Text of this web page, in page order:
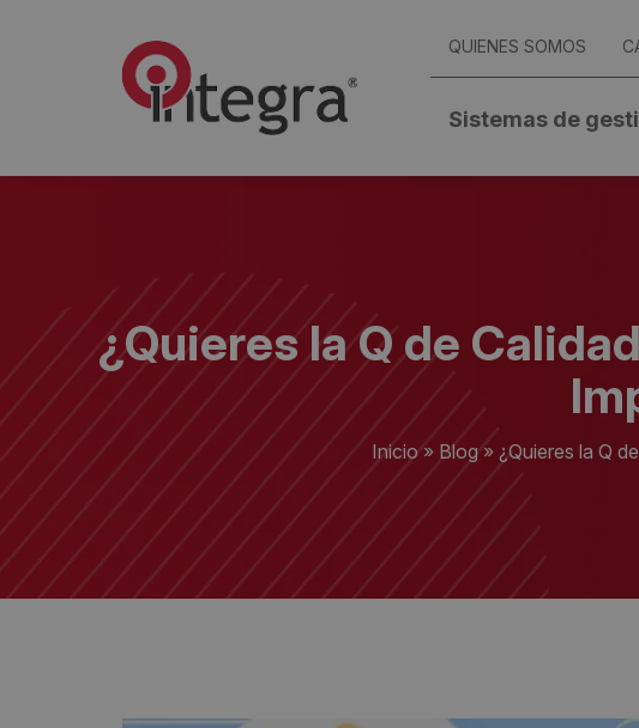
QUIENES SOMOS
Sistemas de
¿Quieres la Q de
Inicio» Blog» ¿Quieres la Q